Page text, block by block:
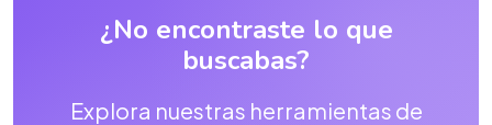
¿No encontraste lo que
buscabas?
Explora nuestras herramientas de